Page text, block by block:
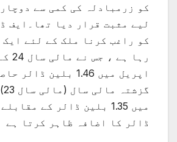
کو زرمبادلہ کی کمی سے
لیے مثبت قرار دیا تھا۔ایف
کو راغب کرنا ملک کے لئے
رہا
اپریل میں 1.46 بلین
ڈالر کا اضافہ ظاہر کرتا ہے